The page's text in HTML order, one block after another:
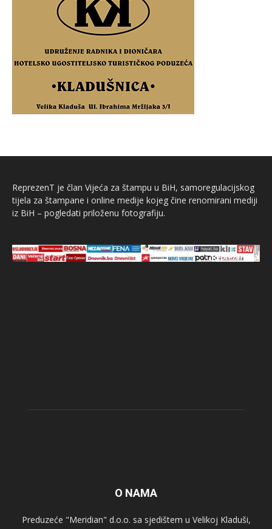
ReprezenT je član Vijeća za štampu u BiH, samoregulacijskog
tijela za štampane i online medije kojeg čine renomirani mediji
iz BiH – pogledati priloženu fotografiju.
O NAMA
Preduzeće "Meridian" d.o.o. sa sjedištem u Velikoj Kladuši,